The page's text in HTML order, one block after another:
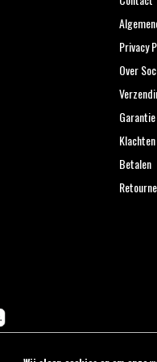
Privacy
Over
Klachten
Betalen